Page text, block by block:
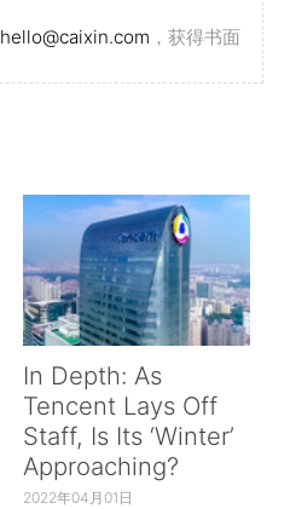
hello@caixin.com ，获得书面
In Depth: As
Tencent Lays Off
Staff, Is Its ‘Winter’
Approaching?
2022年04月01日